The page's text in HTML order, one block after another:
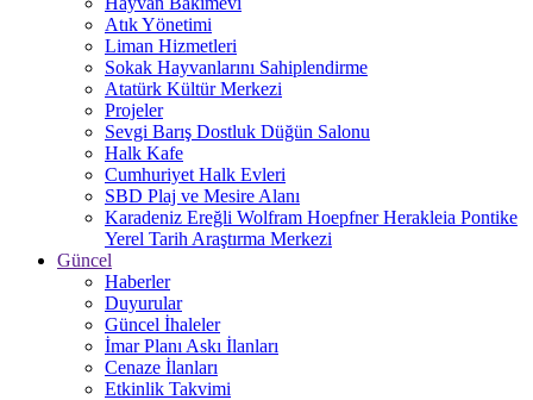
Atık Yönetimi
Liman Hizmetleri
Sokak Hayvanlarını Sahiplendirme
Atatürk Kültür Merkezi
Projeler
Sevgi Barış Dostluk Düğün Salonu
Halk Kafe
Cumhuriyet Halk Evleri
SBD Plaj ve Mesire Alanı
Karadeniz Ereğli Wolfram Hoepfner Herakleia Pontike
Yerel Tarih Araştırma Merkezi
Güncel
Haberler
Duyurular
Güncel İhaleler
İmar Planı Askı İlanları
Cenaze İlanları
Etkinlik Takvimi